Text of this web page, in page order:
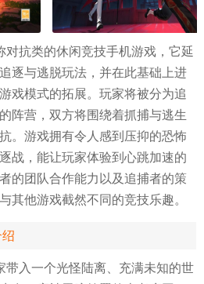
对抗类的休闲竞技手机游戏，它延
逐与逃脱玩法，并在此基础上进
戏模式的拓展。玩家将被分为追
阵营，双方将围绕着抓捕与逃生
。游戏拥有令人感到压抑的恐怖
战，能让玩家体验到心跳加速的
的团队合作能力以及追捕者的策
其他游戏截然不同的竞技乐趣。
带入一个光怪陆离、充满未知的世